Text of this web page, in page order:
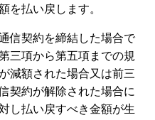
を払い戻します。
信契約を締結した場合で
三項から第五項までの規
減額された場合又は前三
契約が解除された場合に
し払い戻すべき金額が生